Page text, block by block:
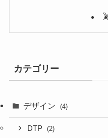
カテゴリー
デザイン (4)
DTP (2)